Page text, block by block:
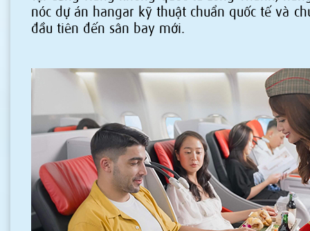
nóc dự án hangar kỹ thuật chuẩn quốc tế và
đầu tiên đến sân bay mới.